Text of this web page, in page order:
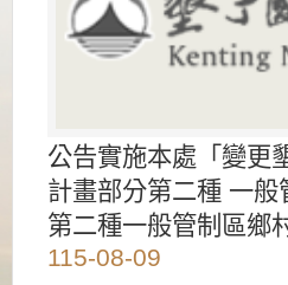
公告實施本處「變更
計畫部分第二種 一般
第二種一般管制區鄉
115-08-09